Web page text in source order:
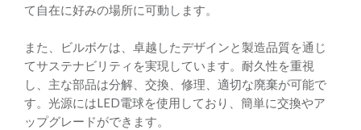
て自在に好みの場所に可動します。
また、ビルボケは、卓越したデザインと製造品質を通じ
てサステナビリティを実現しています。耐久性を重視
し、主な部品は分解、交換、修理、適切な廃棄が可能で
す。光源にはLED電球を使用しており、簡単に交換やア
ップグレードができます。